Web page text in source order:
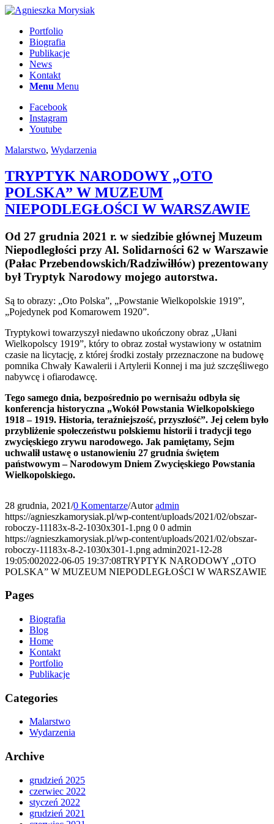
Portfolio
Biografia
Publikacje
News
Kontakt
Menu Menu
Facebook
Instagram
Youtube
Malarstwo, Wydarzenia
TRYPTYK NARODOWY „OTO
POLSKA” W MUZEUM
NIEPODLEGŁOŚCI W WARSZAWIE
Od 27 grudnia 2021 r. w siedzibie głównej Muzeum
Niepodległości przy Al. Solidarności 62 w Warszawie
(Pałac Przebendowskich/Radziwiłłów) prezentowany
był Tryptyk Narodowy mojego autorstwa.
Są to obrazy: „Oto Polska”, „Powstanie Wielkopolskie 1919”,
„Pojedynek pod Komarowem 1920”.
Tryptykowi towarzyszył niedawno ukończony obraz „Ułani
Wielkopolscy 1919”, który to obraz został wystawiony w ostatnim
czasie na licytację, z której środki zostały przeznaczone na budowę
pomnika Chwały Kawalerii i Artylerii Konnej i ma już szczęśliwego
nabywcę i ofiarodawcę.
Tego samego dnia, bezpośrednio po wernisażu odbyła się
konferencja historyczna „Wokół Powstania Wielkopolskiego
1918 – 1919. Historia, teraźniejszość, przyszłość”. Jej celem było
przybliżenie społeczeństwu polskiemu historii i tradycji tego
zwycięskiego zrywu narodowego. Jak pamiętamy, Sejm
uchwalił ustawę o ustanowieniu 27 grudnia świętem
państwowym – Narodowym Dniem Zwycięskiego Powstania
Wielkopolskiego.
28 grudnia, 2021/0 Komentarze/Autoradmin
https://agnieszkamorysiak.pl/wp-content/uploads/2021/02/obszar-
roboczy-11183x-8-2-1030x301-1.png 0 0 admin
https://agnieszkamorysiak.pl/wp-content/uploads/2021/02/obszar-
roboczy-11183x-8-2-1030x301-1.png admin2021-12-28
19:05:002022-06-05 19:37:08TRYPTYK NARODOWY „OTO
POLSKA” W MUZEUM NIEPODLEGŁOŚCI W WARSZAWIE
Pages
Biografia
Blog
Home
Kontakt
Portfolio
Publikacje
Categories
Malarstwo
Wydarzenia
Archive
grudzień 2025
czerwiec 2022
styczeń 2022
grudzień 2021